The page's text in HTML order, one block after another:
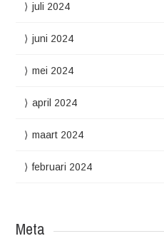
juli 2024
juni 2024
mei 2024
april 2024
maart 2024
februari 2024
Meta